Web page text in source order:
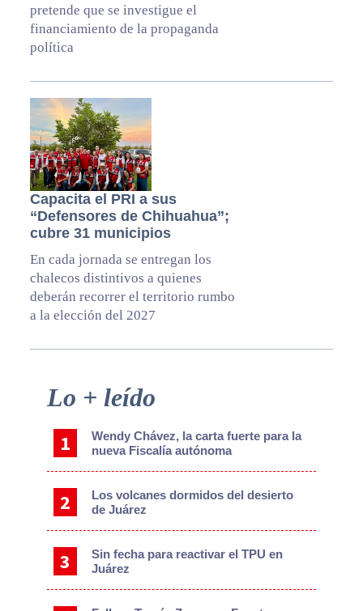
pretende que se investigue el
financiamiento de la propaganda
política
Capacita el PRI a sus
“Defensores de Chihuahua”;
cubre 31 municipios
En cada jornada se entregan los
chalecos distintivos a quienes
deberán recorrer el territorio rumbo
a la elección del 2027
Primary
Sidebar
Lo + leído
Wendy Chávez, la carta fuerte para la
nueva Fiscalía autónoma
Los volcanes dormidos del desierto
de Juárez
Sin fecha para reactivar el TPU en
Juárez